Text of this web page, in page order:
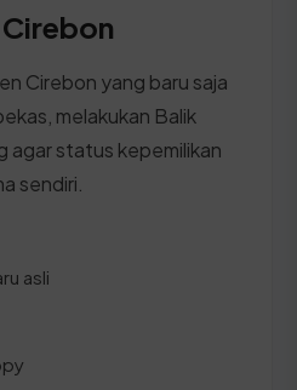
Cirebon yang baru saja
melakukan Balik
agar status kepemilikan
sendiri.
asli